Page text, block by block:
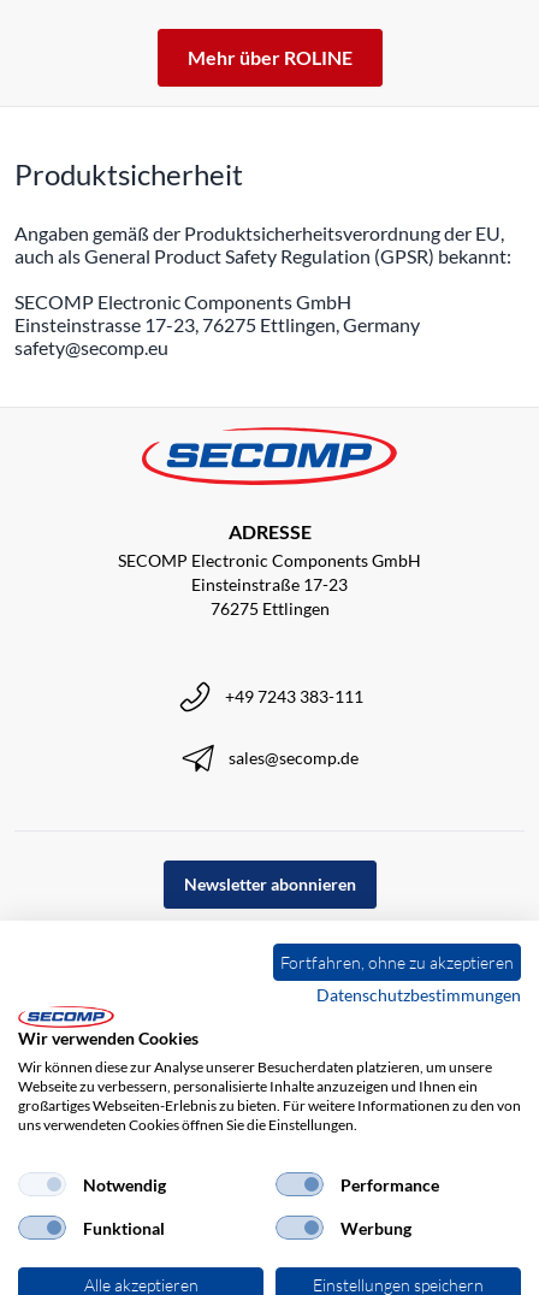
Mehr über ROLINE
Produktsicherheit
Angaben gemäß der Produktsicherheitsverordnung der EU,
auch als General Product Safety Regulation (GPSR) bekannt:
SECOMP Electronic Components GmbH
Einsteinstrasse 17-23, 76275 Ettlingen, Germany
safety@secomp.eu
ADRESSE
SECOMP Electronic Components GmbH
Einsteinstraße 17-23
76275 Ettlingen
+49 7243 383-111
sales@secomp.de
Newsletter abonnieren
Impressum Haftungsausschluss
Fortfahren, ohne zu akzeptieren
Datenschutzbestimmungen
Wir verwenden Cookies
Wir können diese zur Analyse unserer Besucherdaten platzieren, um unsere
Webseite zu verbessern, personalisierte Inhalte anzuzeigen und Ihnen ein
großartiges Webseiten-Erlebnis zu bieten. Für weitere Informationen zu den von
uns verwendeten Cookies öffnen Sie die Einstellungen.
Notwendig Performance
Funktional Werbung
Alle akzeptieren Einstellungen speichern